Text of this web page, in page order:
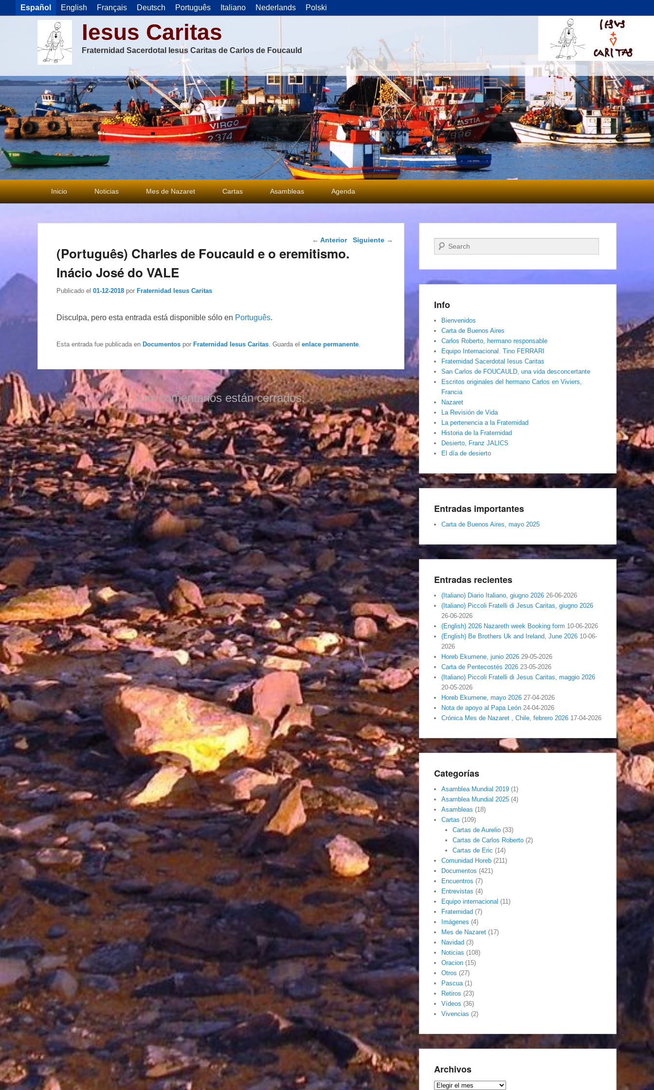
Español English Français Deutsch Português Italiano Nederlands Polski
Iesus Caritas
Fraternidad Sacerdotal Iesus Caritas de Carlos de Foucauld
Menú
principal
Inicio Noticias Mes de Nazaret Cartas Asambleas Agenda
Navegación de
← Anterior Siguiente →
(Português) Charles de Foucauld e o eremitismo.
Inácio José do VALE
Publicado el 01-12-2018 por Fraternidad Iesus Caritas
Disculpa, pero esta entrada está disponible sólo en Português.
Esta entrada fue publicada en Documentos por Fraternidad Iesus Caritas . Guarda el enlace permanente
Los comentarios están cerrados.
Buscar
Info
Bienvenidos
Carta de Buenos Aires
Carlos Roberto, hermano responsable
Equipo Internacional. Tino FERRARI
Fraternidad Sacerdotal Iesus Caritas
San Carlos de FOUCAULD, una vida desconcertante
Escritos originales del hermano Carlos en Viviers,
Francia
Nazaret
La Revisión de Vida
La pertenencia a la Fraternidad
Historia de la Fraternidad
Desierto, Franz JALICS
El día de desierto
Entradas importantes
Carta de Buenos Aires, mayo 2025
Entradas recientes
(Italiano) Diario Italiano, giugno 2026 26-06-2026
(Italiano) Piccoli Fratelli di Jesus Caritas, giugno 2026
26-06-2026
(English) 2026 Nazareth week Booking form 10-06-2026
(English) Be Brothers Uk and Ireland, June 2026 10-06-
2026
Horeb Ekumene, junio 2026 29-05-2026
Carta de Pentecostés 2026 23-05-2026
(Italiano) Piccoli Fratelli di Jesus Caritas, maggio 2026
20-05-2026
Horeb Ekumene, mayo 2026 27-04-2026
Nota de apoyo al Papa León 24-04-2026
Crónica Mes de Nazaret , Chile, febrero 2026 17-04-2026
Categorías
Asamblea Mundial 2019 (1)
Asamblea Mundial 2025 (4)
Asambleas (18)
Cartas (109)
Cartas de Aurelio(33)
Cartas de Carlos Roberto(2)
Cartas de Eric (14)
Comunidad Horeb (211)
Documentos (421)
Encuentros (7)
Entrevistas (4)
Equipo internacional (11)
Fraternidad (7)
Imágenes (4)
Mes de Nazaret (17)
Navidad (3)
Noticias (108)
Oracion (15)
Otros (27)
Pascua(1)
Retiros (23)
Vídeos (36)
Vivencias (2)
Archivos
Archivos